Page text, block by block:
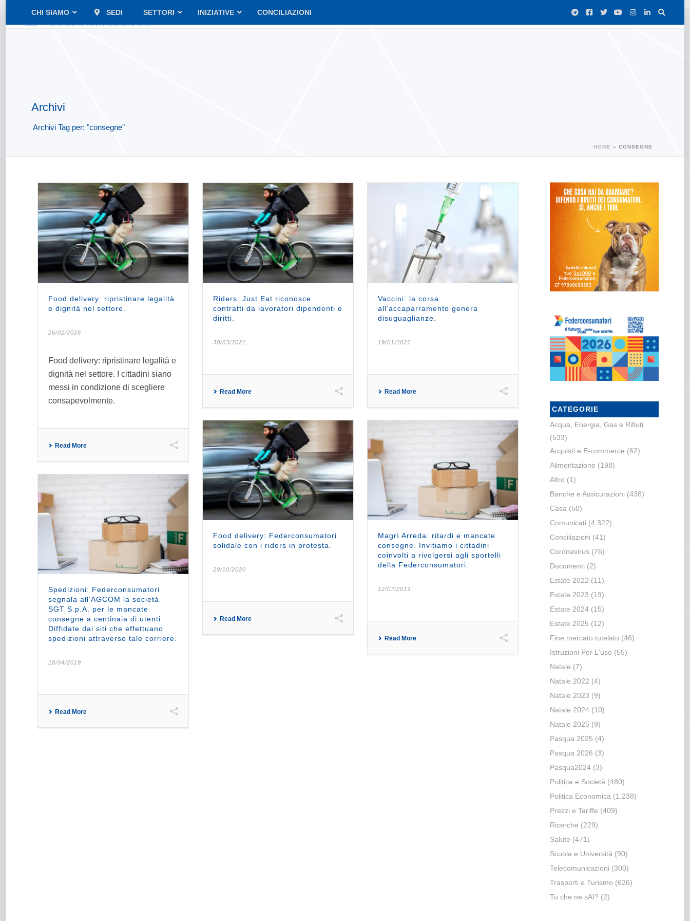
CHI SIAMO SEDI SETTORI INIZIATIVE CONCILIAZIONI
Archivi
Archivi Tag per: "consegne"
HOME » CONSEGNE
Food delivery: ripristinare legalità
e dignità nel settore.
26/02/2026
Food delivery: ripristinare legalità e
dignità nel settore. I cittadini siano
messi in condizione di scegliere
consapevolmente.
Read More
Riders: Just Eat riconosce
contratti da lavoratori dipendenti e
diritti.
30/03/2021
Read More
Vaccini: la corsa
all’accaparramento genera
disuguaglianze.
19/01/2021
Read More
Food delivery: Federconsumatori
solidale con i riders in protesta.
29/10/2020
Read More
Magrì Arreda: ritardi e mancate
consegne. Invitiamo i cittadini
coinvolti a rivolgersi agli sportelli
della Federconsumatori.
12/07/2019
Read More
Spedizioni: Federconsumatori
segnala all’AGCOM la società
SGT S.p.A. per le mancate
consegne a centinaia di utenti.
Diffidate dai siti che effettuano
spedizioni attraverso tale corriere.
18/04/2019
Read More
CATEGORIE
Acqua, Energia, Gas e Rifiuti
(533)
Acquisti e E-commerce (62)
Alimentazione (198)
Altro (1)
Banche e Assicurazioni (438)
Casa (50)
Comunicati (4.322)
Conciliazioni (41)
Coronavirus(76)
Documenti (2)
Estate 2022 (11)
Estate 2023 (19)
Estate 2024(15)
Estate 2025 (12)
Fine mercato tutelato (46)
Istruzioni Per L'uso (55)
Natale (7)
Natale 2022 (4)
Natale 2023 (9)
Natale 2024(10)
Natale 2025 (9)
Pasqua 2025 (4)
Pasqua 2026 (3)
Pasqua2024(3)
Politica e Società (480)
Politica Economica (1.238)
Prezzi e Tariffe (409)
Ricerche (229)
Salute (471)
Scuola e Università (90)
Telecomunicazioni (300)
Trasporti e Turismo (626)
Tu che ne sAI? (2)